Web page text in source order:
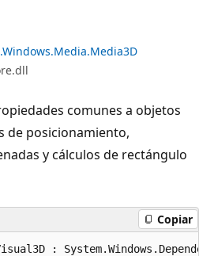
comunes a objetos
de posicionamiento,
y cálculos de rectángulo
Copiar
: